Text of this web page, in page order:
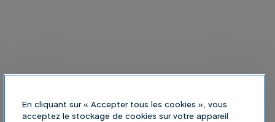
En cliquant sur « Accepter tous les cookies », vous
acceptez le stockage de cookies sur votre appareil